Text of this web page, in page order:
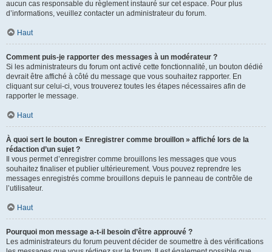
aucun cas responsable du règlement instauré sur cet espace. Pour plus
d’informations, veuillez contacter un administrateur du forum.
Haut
Comment puis-je rapporter des messages à un modérateur ?
Si les administrateurs du forum ont activé cette fonctionnalité, un bouton dédié
devrait être affiché à côté du message que vous souhaitez rapporter. En
cliquant sur celui-ci, vous trouverez toutes les étapes nécessaires afin de
rapporter le message.
Haut
À quoi sert le bouton « Enregistrer comme brouillon » affiché lors de la
rédaction d’un sujet ?
Il vous permet d’enregistrer comme brouillons les messages que vous
souhaitez finaliser et publier ultérieurement. Vous pouvez reprendre les
messages enregistrés comme brouillons depuis le panneau de contrôle de
l’utilisateur.
Haut
Pourquoi mon message a-t-il besoin d’être approuvé ?
Les administrateurs du forum peuvent décider de soumettre à des vérifications